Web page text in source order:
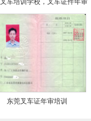
东莞叉车证年审培训